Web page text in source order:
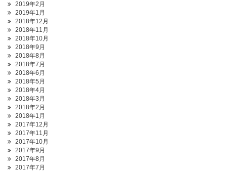
2019年2月
2019年1月
2018年12月
2018年11月
2018年10月
2018年9月
2018年8月
2018年7月
2018年6月
2018年5月
2018年4月
2018年3月
2018年2月
2018年1月
2017年12月
2017年11月
2017年10月
2017年9月
2017年8月
2017年7月